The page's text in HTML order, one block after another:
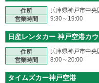
住所
兵庫県神戸市中
営業時間
9:30～19:00
日産レンタカー 神戸空港カ
住所
兵庫県神戸市中央
営業時間
8:00～20:00
タイムズカー神戸空港